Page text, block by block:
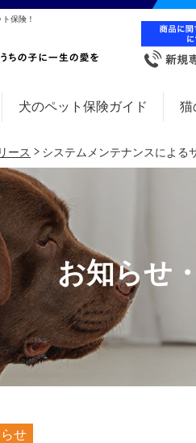
保険！
犬のペット保険ガイド 猫
ース システムメンテナンスによる
お知らせ
せ